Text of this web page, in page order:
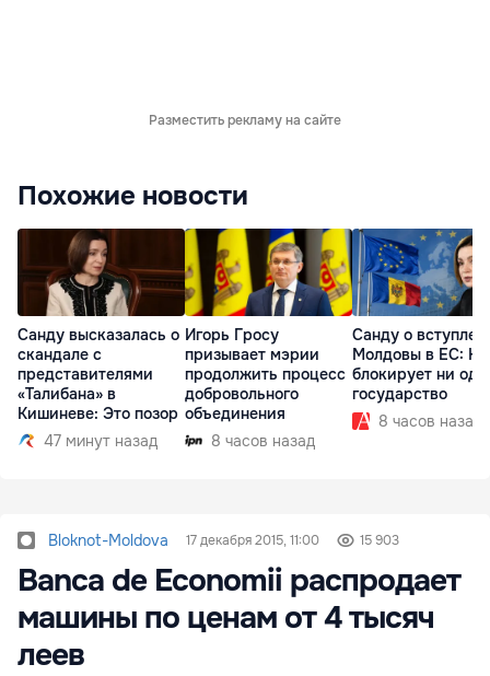
Разместить рекламу на сайте
Похожие новости
Санду высказалась о
скандале с
представителями
«Талибана» в
Кишиневе: Это позор
47 минут назад
Игорь Гросу
призывает мэрии
продолжить процесс
добровольного
объединения
8 часов назад
Санду о
Молдовы в ЕС:
блокирует ни
государство
8 часов назад
Bloknot-Moldova 17 декабря 2015, 11:00 15 903
Banca de Economii распродает
машины по ценам от 4 тысяч
леев